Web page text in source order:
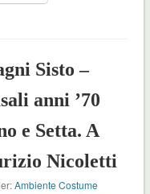
Sisto –
anni ’70
e Setta. A
Nicoletti
Ambiente Costume